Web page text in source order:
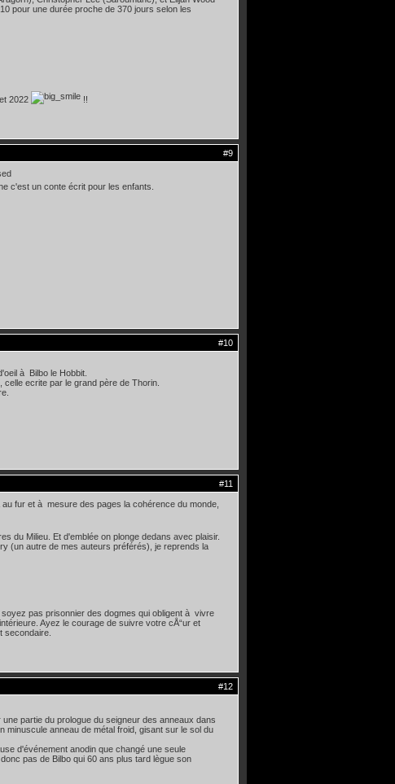
pour une durée proche de 370 jours selon les
2022
!!
#9
c'est un conte écrit pour les enfants.
#10
à Bilbo le Hobbit.
ecrite par le grand père de Thorin.
#11
fur et à mesure des pages la cohérence du monde,
du Milieu. Et d'emblée on plonge dedans avec plaisir.
(un autre de mes auteurs préférés), je reprends la
pas prisonnier des dogmes qui obligent à vivre
Ayez le courage de suivre votre cÅ“ur et
#12
partie du prologue du seigneur des anneaux dans
minuscule anneau de métal froid, gisant sur le sol du
d'événement anodin que changé une seule
pas de Bilbo qui 60 ans plus tard lègue son